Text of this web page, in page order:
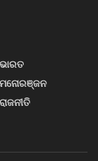
ଭାରତ
ମନୋରଞ୍ଜନ
ରାଜନୀତି